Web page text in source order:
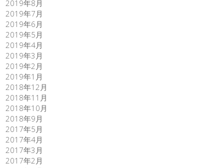
2019年8月
2019年7月
2019年6月
2019年5月
2019年4月
2019年3月
2019年2月
2019年1月
2018年12月
2018年11月
2018年10月
2018年9月
2017年5月
2017年4月
2017年3月
2017年2月